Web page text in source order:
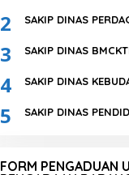
2 SAKIP DINAS
3 SAKIP DINAS
4 SAKIP DINAS
5 SAKIP DINAS
FORM PENGADUAN